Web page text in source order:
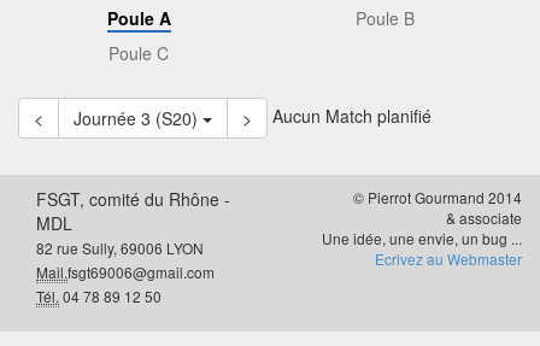
Poule A
Poule B
Poule C
< Journée 3 (S20) > Aucun Match planifié
FSGT, comité du Rhône -
MDL
82 rue Sully, 69006 LYON
Mail.fsgt69006@gmail.com
Tél. 04 78 89 12 50
© Pierrot Gourmand 2014
& associate
Une idée, une envie, un bug ...
Ecrivez au Webmaster